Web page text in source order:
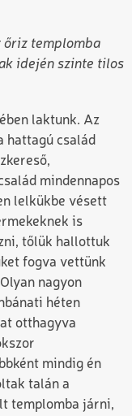
őriz templomba
idején szinte tilos
laktunk. Az
hattagú család
mindennapos
lelkükbe vésett
is
tőlük hallottuk
fogva vettünk
nagyon
héten
otthagyva
mindig én
talán a
templomba járni,